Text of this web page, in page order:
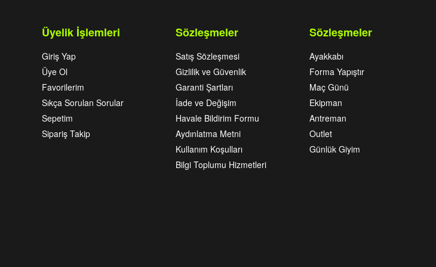
Üyelik İşlemleri
Giriş Yap
Üye Ol
Favorilerim
Sıkça Sorulan Sorular
Sepetim
Sipariş Takip
Sözleşmeler
Satış Sözleşmesi
Gizlilik ve Güvenlik
Garanti Şartları
İade ve Değişim
Havale Bildirim Formu
Aydınlatma Metni
Kullanım Koşulları
Bilgi Toplumu Hizmetleri
Sözleşmeler
Ayakkabı
Forma Yapıştır
Maç Günü
Ekipman
Antreman
Outlet
Günlük Giyim